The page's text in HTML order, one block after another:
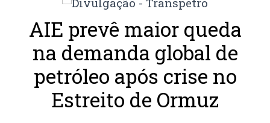
AIE prevê maior queda
na demanda global de
petróleo após crise no
Estreito de Ormuz